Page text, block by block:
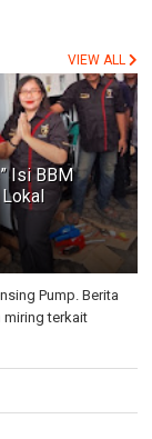
VIEW ALL
Isi BBM
Pump. Berita
miring terkait